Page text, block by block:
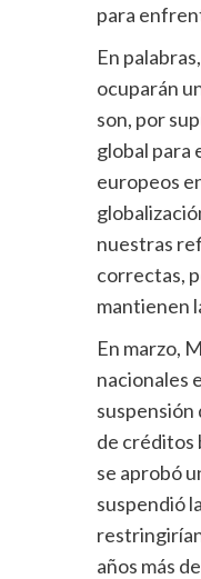
para
En
ocuparán
son, por
global para
europeos
nuestras
correctas,
mantienen
En marzo,
nacionales
suspensión
de créditos
se aprobó
suspendió
años más